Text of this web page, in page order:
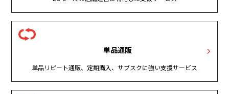
単品通販
単品リピート通販、定期購入、サブスクに強い支援サービス